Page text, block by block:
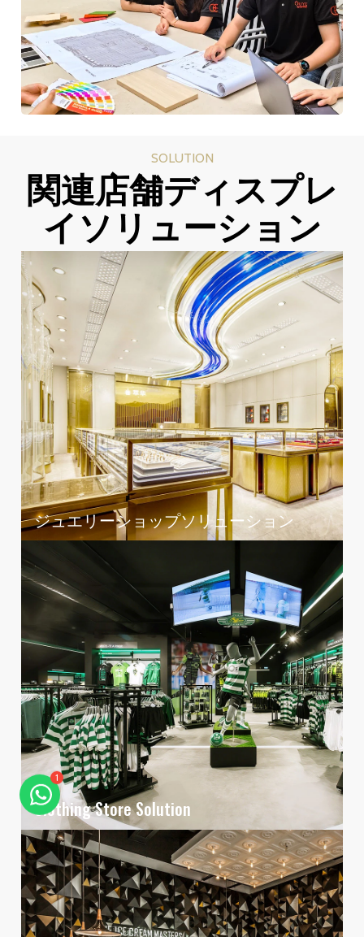
SOLUTION
関連店舗ディスプレ
イソリューション
ジュエリーショップソリューション
Clothing Store Solution
1